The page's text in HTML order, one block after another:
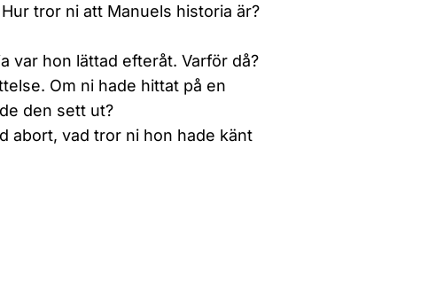
tror ni att Manuels historia är?
var hon lättad efteråt. Varför då?
Om ni hade hittat på en
den sett ut?
abort, vad tror ni hon hade känt